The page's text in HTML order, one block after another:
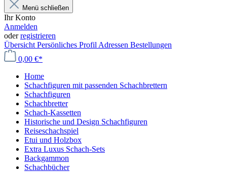
Menü schließen
Ihr Konto
Anmelden
oderregistrieren
Übersicht Persönliches Profil Adressen Bestellungen
0,00 €*
Home
Schachfiguren mit passenden Schachbrettern
Schachfiguren
Schachbretter
Schach-Kassetten
Historische und Design Schachfiguren
Reiseschachspiel
Etui und Holzbox
Extra Luxus Schach-Sets
Backgammon
Schachbücher